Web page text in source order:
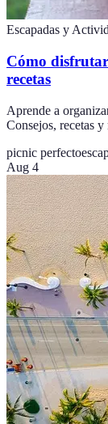
Escapadas y
Cómo
recetas
Aprende a
Consejos, recetas
picnic perfecto
Aug 4